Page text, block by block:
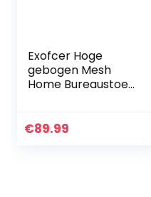
Exofcer Hoge
gebogen Mesh
Home Bureaustoel
hoogte
€89.99